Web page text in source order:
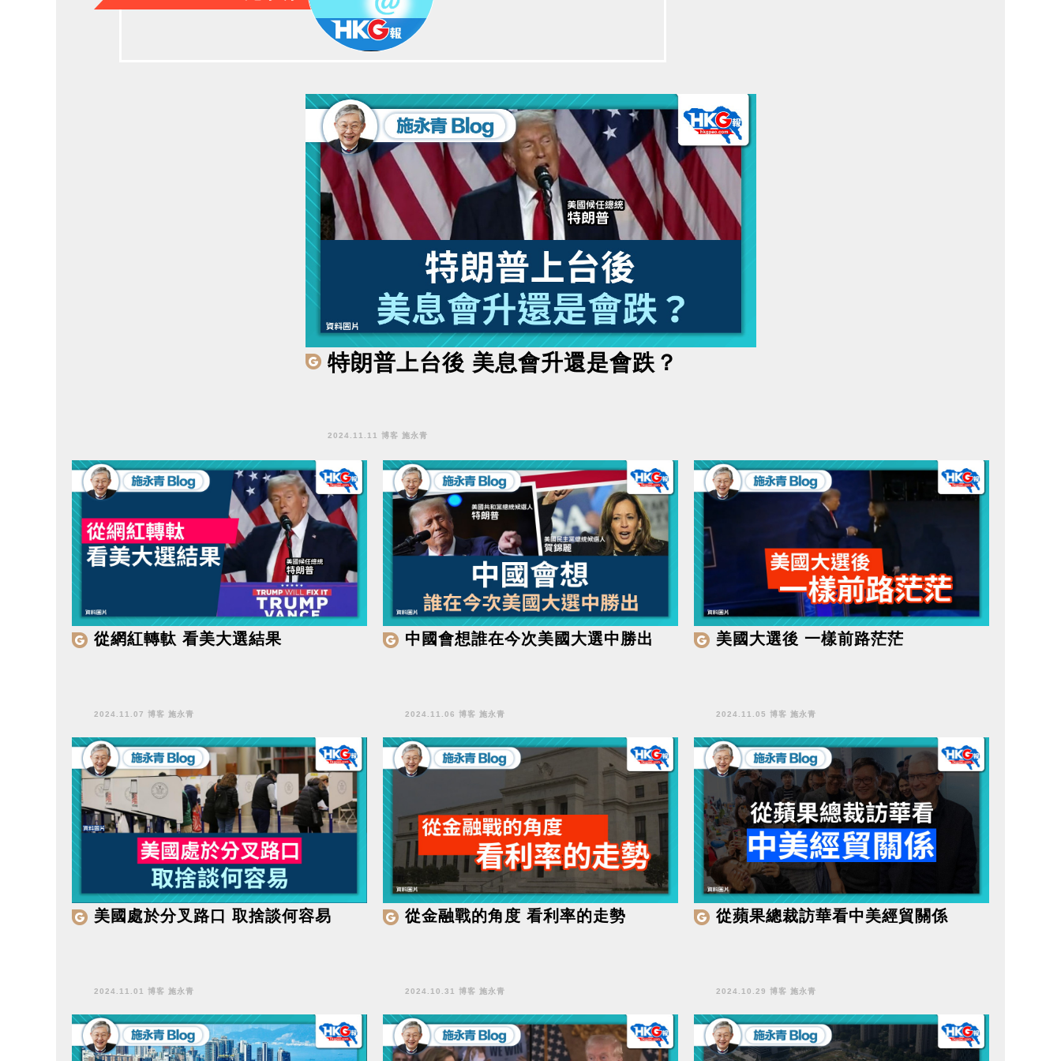
特朗普上台後 美息會升還是會跌？
2024.11.11 博客 施永青
從網紅轉軚 看美大選結果
2024.11.07 博客 施永青
中國會想誰在今次美國大選中勝出
2024.11.06 博客 施永青
美國大選後 一樣前路茫茫
2024.11.05 博客 施永青
美國處於分叉路口 取捨談何容易
2024.11.01 博客 施永青
從金融戰的角度 看利率的走勢
2024.10.31 博客 施永青
從蘋果總裁訪華看中美經貿關係
2024.10.29 博客 施永青